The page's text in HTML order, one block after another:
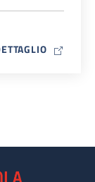
MAP ICON